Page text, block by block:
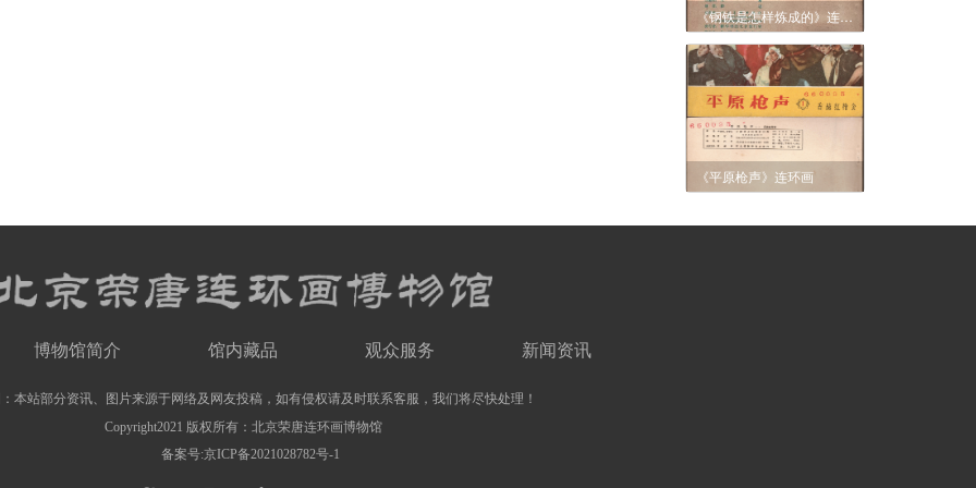
《平原枪声》连环画
博物馆简介 馆内藏品 观众服务 新闻资讯
本站部分资讯、图片来源于网络及网友投稿，如有侵权请及时联系客服，我们将尽快处理！
Copyright2021 版权所有：北京荣唐连环画博物馆
备案号:京ICP备2021028782号-1